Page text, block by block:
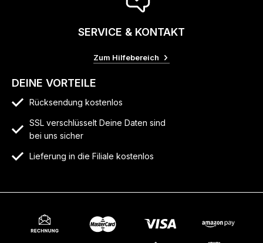
SERVICE & KONTAKT
Zum Hilfebereich
DEINE VORTEILE
Rücksendung kostenlos
SSL verschlüsselt Deine Daten sind
bei uns sicher
Lieferung in die Filiale kostenlos